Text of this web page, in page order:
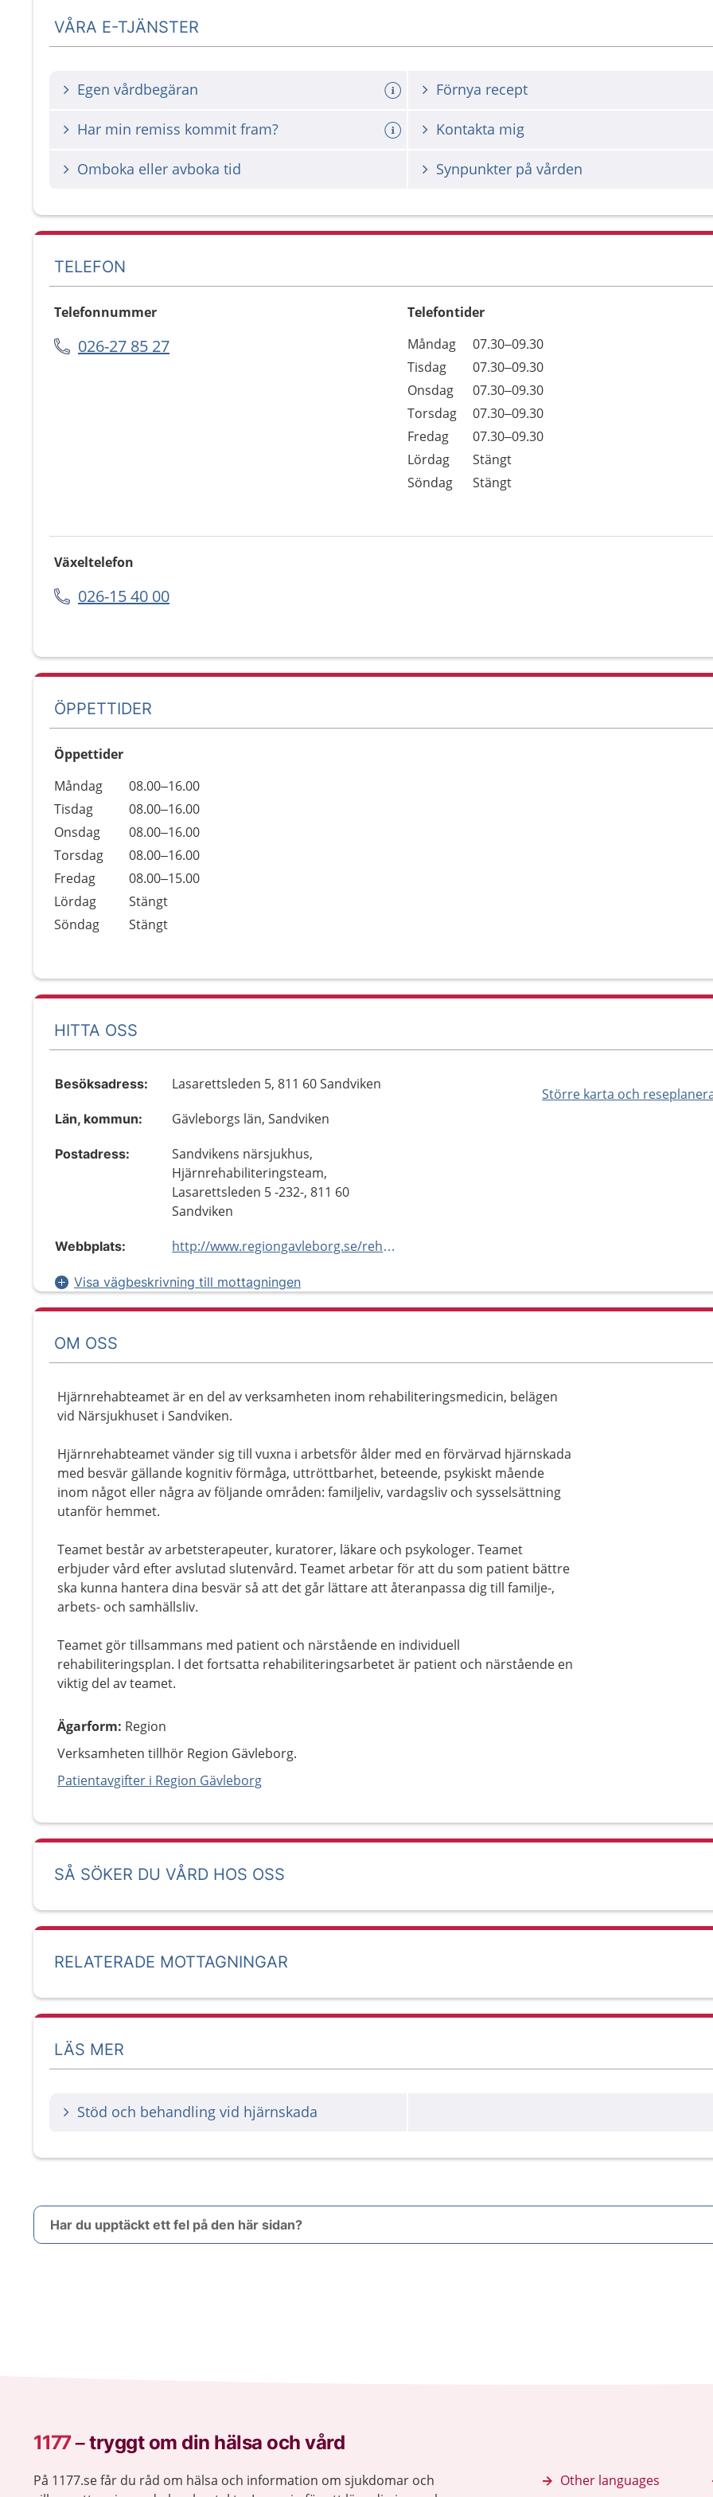
VÅRA E-TJÄNSTER
Egen vårdbegäran Förnya recept
Har min remiss kommit fram? Kontakta mig
Omboka eller avboka tid Synpunkter på vården
TELEFON
Telefonnummer
026-27 85 27
Telefontider
Dag
Öppettider
Kommentarer
Måndag
07.30–09.30
Tisdag
07.30–09.30
Onsdag
07.30–09.30
Torsdag
07.30–09.30
Fredag
07.30–09.30
Lördag
Stängt
Söndag
Stängt
Växeltelefon
026-15 40 00
ÖPPETTIDER
Öppettider
Dag
Öppettider
Kommentarer
Måndag
08.00–16.00
Tisdag
08.00–16.00
Onsdag
08.00–16.00
Torsdag
08.00–16.00
Fredag
08.00–15.00
Lördag
Stängt
Söndag
Stängt
HITTA OSS
Större karta och
Besöksadress: Lasarettsleden 5, 811 60 Sandviken
Län, kommun: Gävleborgs län, Sandviken
Postadress:
Sandvikens närsjukhus,
Hjärnrehabiliteringsteam,
Lasarettsleden 5 -232-, 811 60
Sandviken
Webbplats: http://www.regiongavleborg.se/rehabmedicin
Visa vägbeskrivning till mottagningen
OM OSS
Hjärnrehabteamet är en del av verksamheten inom rehabiliteringsmedicin, belägen
vid Närsjukhuset i Sandviken.
Hjärnrehabteamet vänder sig till vuxna i arbetsför ålder med en förvärvad hjärnskada
med besvär gällande kognitiv förmåga, uttröttbarhet, beteende, psykiskt mående
inom något eller några av följande områden: familjeliv, vardagsliv och sysselsättning
utanför hemmet.
Teamet består av arbetsterapeuter, kuratorer, läkare och psykologer. Teamet
erbjuder vård efter avslutad slutenvård. Teamet arbetar för att du som patient bättre
ska kunna hantera dina besvär så att det går lättare att återanpassa dig till familje-,
arbets- och samhällsliv.
Teamet gör tillsammans med patient och närstående en individuell
rehabiliteringsplan. I det fortsatta rehabiliteringsarbetet är patient och närstående en
viktig del av teamet.
Ägarform: Region
Verksamheten tillhör Region Gävleborg.
Patientavgifter i Region Gävleborg
SÅ SÖKER DU VÅRD HOS OSS
RELATERADE MOTTAGNINGAR
LÄS MER
Stöd och behandling vid hjärnskada
Har du upptäckt ett fel på den här sidan?
1177–tryggt om din hälsa och vård
På 1177.se får du råd om hälsa och information om sjukdomar och
Other languages